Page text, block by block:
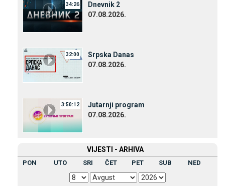
34:26
Dnevnik 2
07.08.2026.
32:00
Srpska Danas
07.08.2026.
3:50:12
Јutarnji program
07.08.2026.
VIЈESTI - ARHIVA
PON UTO SRI ČET PET SUB NED